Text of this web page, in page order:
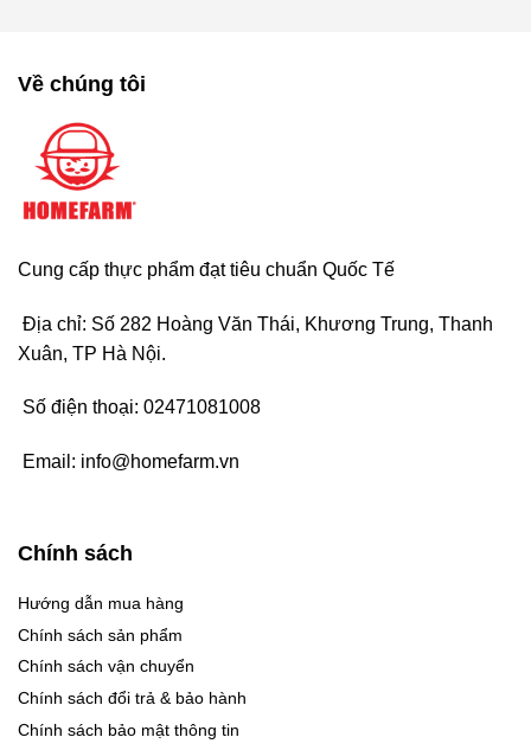
Về chúng tôi
Cung cấp thực phẩm đạt tiêu chuẩn Quốc Tế
Địa chỉ: Số 282 Hoàng Văn Thái, Khương Trung, Thanh
Xuân, TP Hà Nội.
Số điện thoại: 02471081008
Email: info@homefarm.vn
Chính sách
Hướng dẫn mua hàng
Chính sách sản phẩm
Chính sách vận chuyển
Chính sách đổi trả & bảo hành
Chính sách bảo mật thông tin